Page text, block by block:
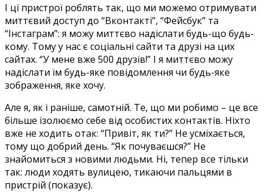
І ці пристрої роблять так, що ми можемо отримувати
миттєвий доступ до “Вконтакті”, “Фейсбук” та
“Інстаграм”: я можу миттєво надіслати будь-що будь-
кому. Тому у нас є соціальні сайти та друзі на цих
сайтах. “У мене вже 500 друзів!” І я миттєво можу
надіслати їм будь-яке повідомлення чи будь-яке
зображення, яке хочу.
Але я, як і раніше, самотній. Те, що ми робимо – це все
більше ізолюємо себе від особистих контактів. Ніхто
вже не ходить отак: “Привіт, як ти?” Не усміхається,
тому що добрий день. “Як почуваєшся?” Не
знайомиться з новими людьми. Ні, тепер все тільки
так: люди ходять вулицею, тикаючи пальцями в
пристрій (показує).